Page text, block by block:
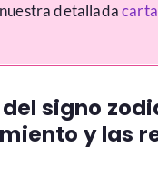
detallada
signo
y las